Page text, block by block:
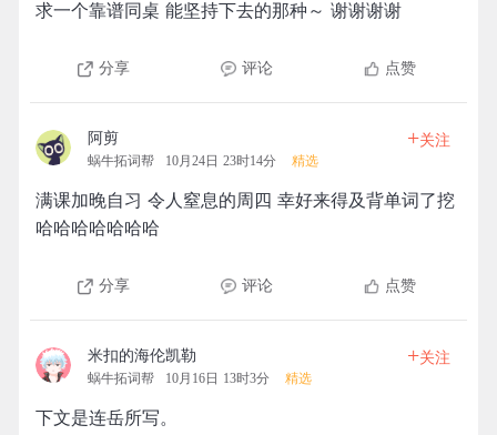
求一个靠谱同桌 能坚持下去的那种～ 谢谢谢谢
分享 评论 点赞
阿剪
蜗牛拓词帮 10月24日 23时14分 精选
+关注
满课加晚自习 令人窒息的周四 幸好来得及背单词了挖
哈哈哈哈哈哈哈
分享 评论 点赞
米扣的海伦凯勒
蜗牛拓词帮 10月16日 13时3分 精选
+关注
下文是连岳所写。